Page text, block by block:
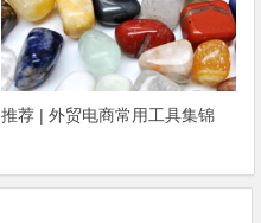
推荐 | 外贸电商常用工具集锦